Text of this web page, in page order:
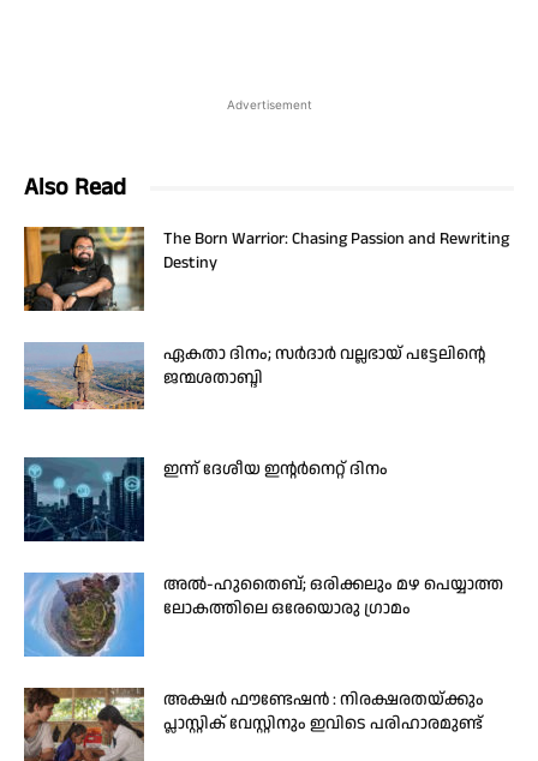
Advertisement
Also Read
The Born Warrior: Chasing Passion and Rewriting
Destiny
ഏകതാ ദിനം; സർദാർ വല്ലഭായ് പട്ടേലിന്റെ
ജന്മശതാബ്ദി
ഇന്ന് ദേശീയ ഇന്റർനെറ്റ് ദിനം
അൽ-ഹുതൈബ്; ഒരിക്കലും മഴ പെയ്യാത്ത
ലോകത്തിലെ ഒരേയൊരു ഗ്രാമം
അക്ഷർ ഫൗണ്ടേഷൻ : നിരക്ഷരതയ്ക്കും
പ്ലാസ്റ്റിക് വേസ്റ്റിനും ഇവിടെ പരിഹാരമുണ്ട്